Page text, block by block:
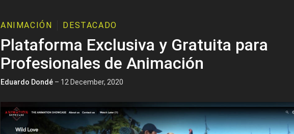
ANIMACIÓN DESTACADO
Plataforma Exclusiva y Gratuita para
Profesionales de Animación
Eduardo Dondé – 12 December, 2020